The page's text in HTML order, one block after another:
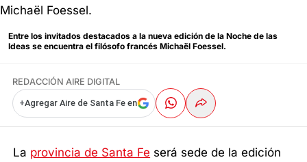
Entre los invitados destacados a la nueva edición de la Noche de las
Ideas se encuentra el filósofo francés Michaël Foessel.
REDACCIÓN AIRE DIGITAL
+Agregar Aire de Santa Fe en
La provincia de Santa Fe será sede de la edición